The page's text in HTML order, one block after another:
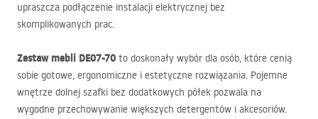
upraszcza podłączenie instalacji elektrycznej bez
skomplikowanych prac.
Zestaw mebli DE07-70 to doskonały wybór dla osób, które cenią
sobie gotowe, ergonomiczne i estetyczne rozwiązania. Pojemne
wnętrze dolnej szafki bez dodatkowych półek pozwala na
wygodne przechowywanie większych detergentów i akcesoriów.